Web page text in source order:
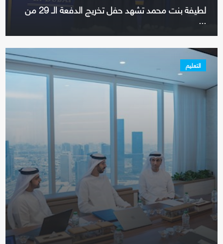
لطيفة بنت محمد تشهد حفل تخريج الدفعة الـ 29 من
...
التعليم